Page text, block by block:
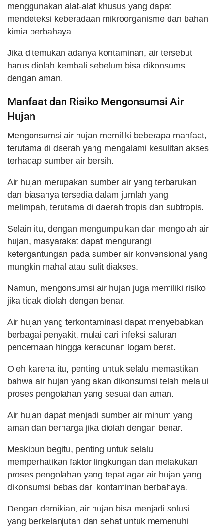
menggunakan alat-alat khusus yang dapat
mendeteksi keberadaan mikroorganisme dan bahan
kimia berbahaya.
Jika ditemukan adanya kontaminan, air tersebut
harus diolah kembali sebelum bisa dikonsumsi
dengan aman.
Manfaat dan Risiko Mengonsumsi Air
Hujan
Mengonsumsi air hujan memiliki beberapa manfaat,
terutama di daerah yang mengalami kesulitan akses
terhadap sumber air bersih.
Air hujan merupakan sumber air yang terbarukan
dan biasanya tersedia dalam jumlah yang
melimpah, terutama di daerah tropis dan subtropis.
Selain itu, dengan mengumpulkan dan mengolah air
hujan, masyarakat dapat mengurangi
ketergantungan pada sumber air konvensional yang
mungkin mahal atau sulit diakses.
Namun, mengonsumsi air hujan juga memiliki risiko
jika tidak diolah dengan benar.
Air hujan yang terkontaminasi dapat menyebabkan
berbagai penyakit, mulai dari infeksi saluran
pencernaan hingga keracunan logam berat.
Oleh karena itu, penting untuk selalu memastikan
bahwa air hujan yang akan dikonsumsi telah melalui
proses pengolahan yang sesuai dan aman.
Air hujan dapat menjadi sumber air minum yang
aman dan berharga jika diolah dengan benar.
Meskipun begitu, penting untuk selalu
memperhatikan faktor lingkungan dan melakukan
proses pengolahan yang tepat agar air hujan yang
dikonsumsi bebas dari kontaminan berbahaya.
Dengan demikian, air hujan bisa menjadi solusi
yang berkelanjutan dan sehat untuk memenuhi